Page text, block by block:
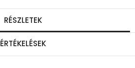
RÉSZLETEK
ÉRTÉKELÉSEK